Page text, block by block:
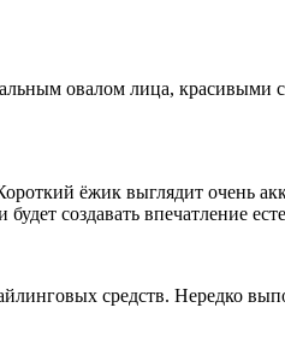
овалом лица, красивыми
ёжик выглядит очень
создавать впечатление
средств. Нередко